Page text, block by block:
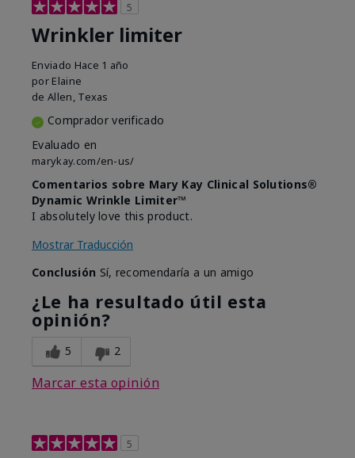
5
Wrinkler limiter
Enviado Hace 1 año
por Elaine
de Allen, Texas
Comprador verificado
Evaluado en
marykay.com/en-us/
Comentarios sobre Mary Kay Clinical Solutions®
Dynamic Wrinkle Limiter™
I absolutely love this product.
Mostrar Traducción
Conclusión Sí, recomendaría a un amigo
¿Le ha resultado útil esta
opinión?
5 2
Marcar esta opinión
5